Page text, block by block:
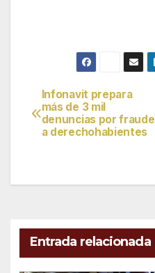
Navegación
de
Infonavit prepara
más de 3 mil
denuncias por fraude
a derechohabientes
Entrada relacionada